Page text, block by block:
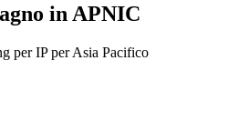
in APNIC
per IP per Asia Pacifico